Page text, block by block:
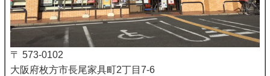
〒 573-0102
大阪府枚方市長尾家具町2丁目7-6